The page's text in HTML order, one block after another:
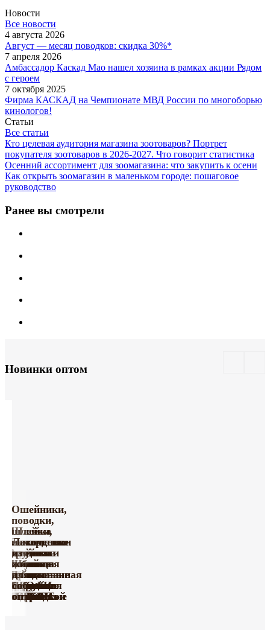
Новости
Все новости
4 августа 2026
Август — месяц поводков: скидка 30%*
7 апреля 2026
Амбассадор Каскад Мао нашел хозяина в рамках акции Рядом
с героем
7 октября 2025
Фирма КАСКАД на Чемпионате МВД России по многоборью
кинологов!
Статьи
Все статьи
Кто целевая аудитория магазина зоотоваров? Портрет
покупателя зоотоваров в 2026-2027. Что говорит статистика
Осенний ассортимент для зоомагазина: что закупить к осени
Как открыть зоомагазин в маленьком городе: пошаговое
руководство
Ранее вы смотрели
Новинки оптом
Игрушки
из винила
серии
Happy
Farm
Тактические
ошейники
для
собак
серии
«ПРОФИ»
Ошейники
кожаные
серия
«Де
Люкс»
Поводки
усиленные
капроновые
Груминг
«Марли»
Игрушки
«Марли»
Амуниция
с
мягкой
подкладкой
Принтованная
коллекция
«УРБАН»
Шлейки
нейлоновые
с грудью
«СПОРТ»
Шлейка
с
грудью
для
собак
ПРОФИ
оптом
Ошейники,
поводки,
шлейки,
намордники
для
собак
из
биотана
оптом
Лакомства
из
жил
для
собак
оптом